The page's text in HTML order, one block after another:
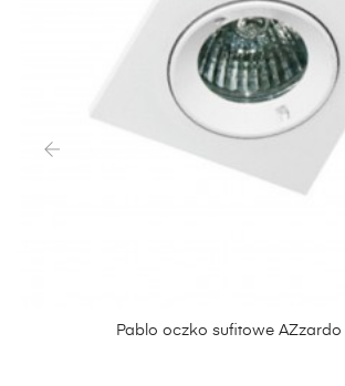
Pablo oczko sufitowe AZzardo